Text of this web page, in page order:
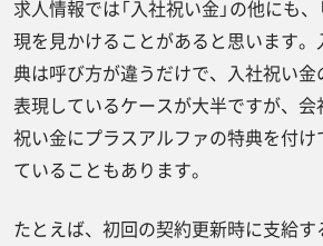
求人情報では「入社祝い金」の他にも、
現を見かけることがあると思います
典は呼び方が違うだけで、入社祝い金
表現しているケースが大半ですが、
祝い金にプラスアルファの特典を付
ていることもあります。
たとえば、初回の契約更新時に支給す